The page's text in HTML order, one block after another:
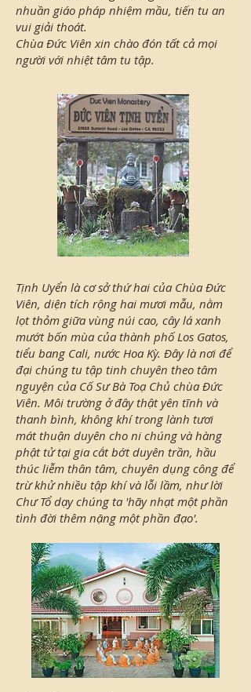
nhuần giáo pháp nhiệm mầu, tiến tu an
vui giải thoát.
Chùa Đức Viên xin chào đón tất cả mọi
người với nhiệt tâm tu tập.
Tịnh Uyển là cơ sở thứ hai của Chùa Đức
Viên, diện tích rộng hai mươi mẫu, nằm
lọt thỏm giữa vùng núi cao, cây lá xanh
mướt bốn mùa của thành phố Los Gatos,
tiểu bang Cali, nước Hoa Kỳ. Đây là nơi để
đại chúng tu tập tinh chuyên theo tâm
nguyện của Cố Sư Bà Toạ Chủ chùa Đức
Viên. Môi trường ở đây thật yên tĩnh và
thanh bình, không khí trong lành tươi
mát thuận duyên cho ni chúng và hàng
phật tử tại gia cắt bớt duyên trần, hầu
thúc liễm thân tâm, chuyên dụng công để
trừ khử nhiều tập khí và lỗi lầm, như lời
Chư Tổ dạy chúng ta 'hãy nhạt một phần
tình đời thêm nặng một phần đạo'.